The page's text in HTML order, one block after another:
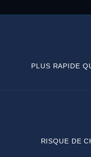
PLUS RAPIDE
RISQUE DE